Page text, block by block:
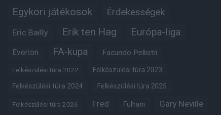
Egykori játékosok Érdekességek
Eric Bailly Erik ten Hag Európa-liga
Everton FA-kupa Facundo Pellistri
Felkészülési túra 2022 Felkészülési túra 2023
Felkészülési túra 2024 Felkészülési túra 2025
Felkészülési túra 2026 Fred Fulham Gary Neville